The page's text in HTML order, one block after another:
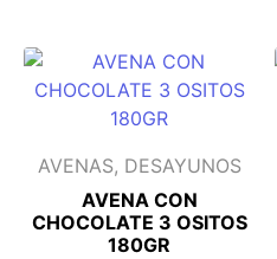
AVENAS, DESAYUNOS
AVENA CON
CHOCOLATE 3 OSITOS
180GR